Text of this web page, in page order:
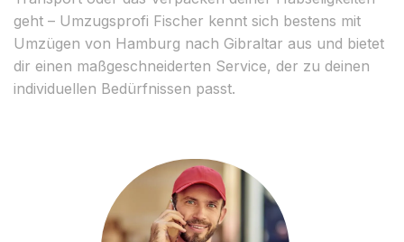
geht – Umzugsprofi Fischer kennt sich bestens mit
Umzügen von Hamburg nach Gibraltar aus und bietet
dir einen maßgeschneiderten Service, der zu deinen
individuellen Bedürfnissen passt.